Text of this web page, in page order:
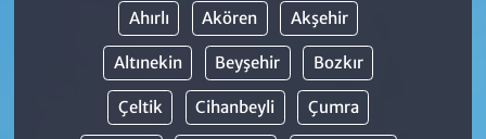
Ahırlı Akören Akşehir
Altınekin Beyşehir Bozkır
Çeltik Cihanbeyli Çumra